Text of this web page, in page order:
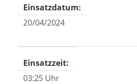
Einsatzdatum:
20/04/2024
Einsatzzeit:
03:25 Uhr